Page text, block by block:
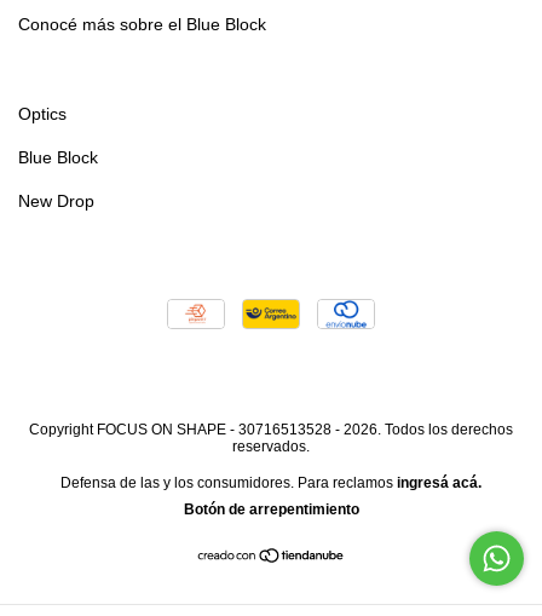
Conocé más sobre el Blue Block
Optics
Blue Block
New Drop
Copyright FOCUS ON SHAPE - 30716513528 - 2026. Todos los derechos
reservados.
Defensa de las y los consumidores. Para reclamos ingresá acá.
Botón de arrepentimiento